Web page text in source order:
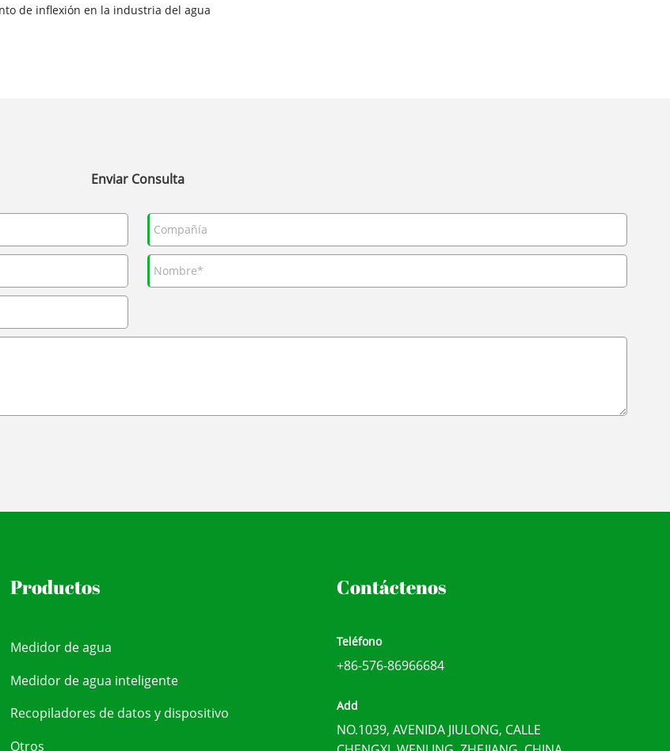
de inflexión en la industria del agua
Enviar Consulta
Productos
Medidor de agua
Medidor de agua inteligente
Recopiladores de datos y dispositivo
Otros
Contáctenos
Teléfono
+86-576-86966684
Add
NO.1039, AVENIDA JIULONG, CALLE